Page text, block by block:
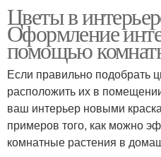
Цветы в
Оформление
помощью
Если правильно подобрать
расположить их в
ваш интерьер новыми
примеров того, как можно
комнатные растения в